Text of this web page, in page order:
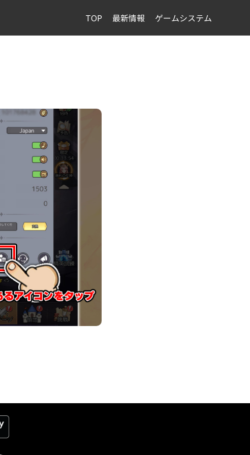
TOP 最新情報 ゲームシステム